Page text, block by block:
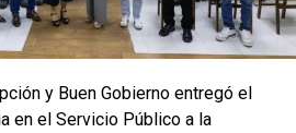
y Buen Gobierno entregó el
en el Servicio Público a la